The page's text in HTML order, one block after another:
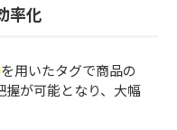
率化
を用いたタグで商品の
が可能となり、大幅